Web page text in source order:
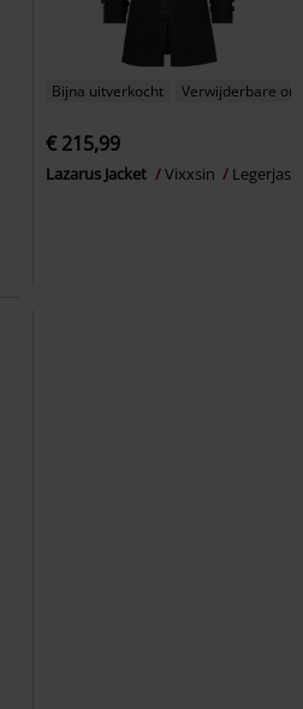
Bijna uitverkocht Verwijderbare
€ 215,99
Lazarus Jacket Vixxsin Legerjas